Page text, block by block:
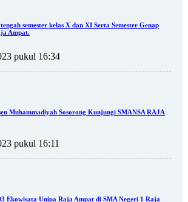
semester kelas X dan XI Serta Semester Genap
Ampat.
pukul 16:34
Muhammadiyah Sosorong Kunjungi SMANSA RAJA
pukul 16:11
Ekowisata Unipa Raja Ampat di SMA Negeri 1 Raja